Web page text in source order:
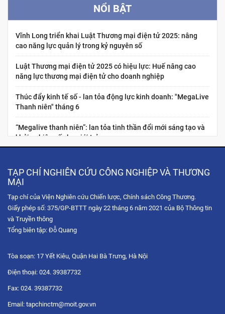
NỔI BẬT
Vĩnh Long triển khai Luật Thương mại điện tử 2025: nâng
cao năng lực quản lý trong kỷ nguyên số
Luật Thương mại điện tử 2025 có hiệu lực: Huế nâng cao
năng lực thương mại điện tử cho doanh nghiệp
Thúc đẩy kinh tế số - lan tỏa động lực kinh doanh: "MegaLive
Thanh niên" tháng 6
“Megalive thanh niên”: lan tỏa tinh thần đổi mới sáng tạo và
khởi nghiệp số cho giới trẻ
“Chuẩn hóa năng lực nghề nghiệp cho nhà sáng tạo nội dung
thương...
Hội chợ Hùng Vương 2026: Trải nghiệm không gian mua sắm
số qua chuỗi Livestream tương tác
Tọa đàm trực tuyến: Chiến lược phát triển thị trường Hoa Kỳ
Diễn đàn Chuyển đổi số ngành Công Thương 2025: Công
nghệ hội tụ
Tọa đàm trực tuyến “Nâng cao năng lực xuất khẩu của doanh
nghiệp Việt Nam thông qua thương mại điện tử với thị...
TẠP CHÍ NGHIÊN CỨU CÔNG NGHIỆP VÀ THƯƠNG
MẠI
Tạp chí của Viện Nghiên cứu Chiến lược, Chính sách Công Thương.
Giấy phép số: 375/GP-BTTT ngày 22 tháng 6 năm 2021 của Bộ Thông tin
và Truyền thông
Tổng biên tập: Đỗ Quang
Tòa soạn: 17 Yết Kiêu, Quận Hai Bà Trưng, Hà Nội
Điện thoại: 024. 39387732
Fax: 024. 39387732
Email: tapchinctm@moit.gov.vn